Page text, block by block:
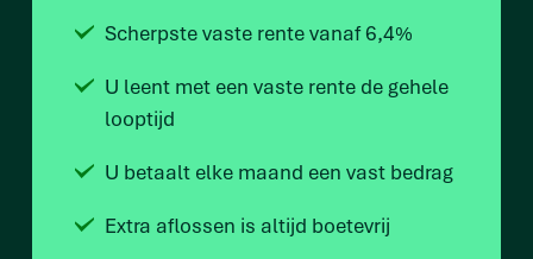
Scherpste vaste rente vanaf 6,4%
U leent met een vaste rente de gehele
looptijd
U betaalt elke maand een vast bedrag
Extra aflossen is altijd boetevrij